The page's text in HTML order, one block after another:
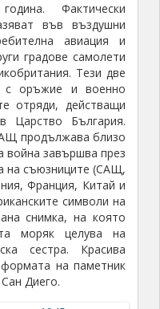
Фактически
във въздушни
авиация и
градове самолети
Тези две
с оръжие и военно
отряди, действащи
Царство България.
продължава близо
война завършва през
на съюзниците (САЩ,
Франция, Китай и
символи на
снимка, на която
моряк целува на
сестра. Красива
на паметник
Диего.